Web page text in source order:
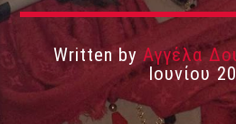
Written byΑγγέλα
Ιουνίου